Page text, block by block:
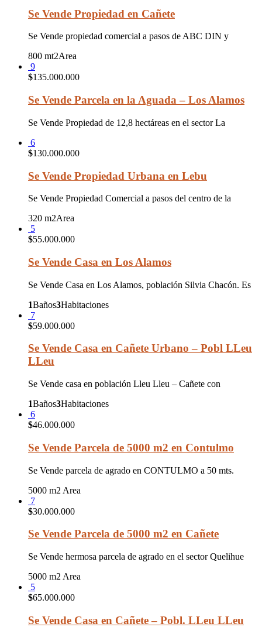
Se Vende Propiedad en Cañete
Se Vende propiedad comercial a pasos de ABC DIN y
800 mt2Area
9
$135.000.000
Se Vende Parcela en la Aguada – Los Alamos
Se Vende Propiedad de 12,8 hectáreas en el sector La
6
$130.000.000
Se Vende Propiedad Urbana en Lebu
Se Vende Propiedad Comercial a pasos del centro de la
320 m2Area
5
$55.000.000
Se Vende Casa en Los Alamos
Se Vende Casa en Los Alamos, población Silvia Chacón. Es
1Baños3Habitaciones
7
$59.000.000
Se Vende Casa en Cañete Urbano – Pobl LLeu
LLeu
Se Vende casa en población Lleu Lleu – Cañete con
1Baños3Habitaciones
6
$46.000.000
Se Vende Parcela de 5000 m2 en Contulmo
Se Vende parcela de agrado en CONTULMO a 50 mts.
5000 m2 Area
7
$30.000.000
Se Vende Parcela de 5000 m2 en Cañete
Se Vende hermosa parcela de agrado en el sector Quelihue
5000 m2 Area
5
$65.000.000
Se Vende Casa en Cañete – Pobl. LLeu LLeu